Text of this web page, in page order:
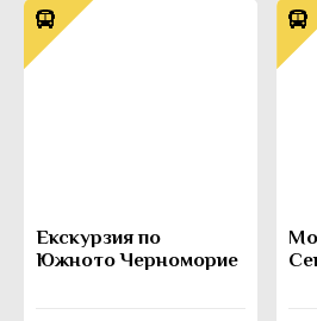
Екскурзия по
Южното Черноморие